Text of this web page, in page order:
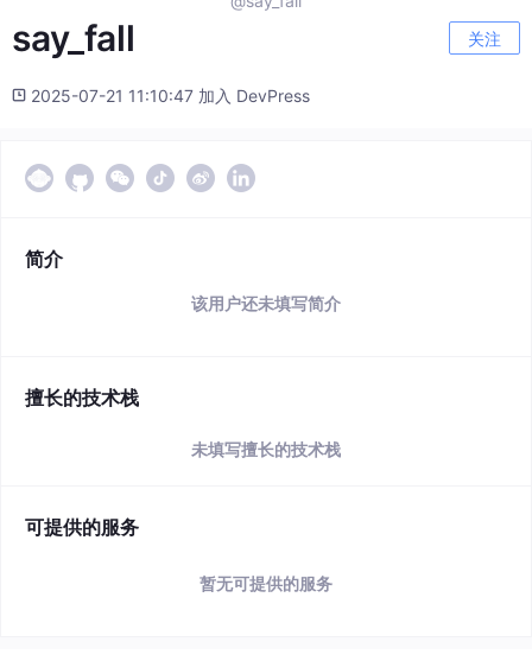
say_fall 关注
2025-07-21 11:10:47 加入 DevPress
简介
该用户还未填写简介
擅长的技术栈
未填写擅长的技术栈
可提供的服务
暂无可提供的服务